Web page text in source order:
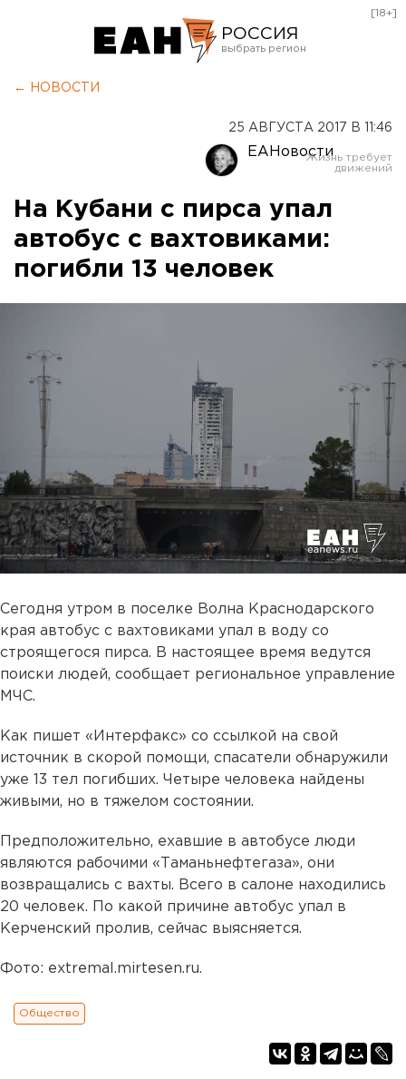
РОССИЯ
Оренбург
[18+]
← НОВОСТИ
25 АВГУСТА 2017 В 11:46
ЕАНовости
На Кубани с пирса упал
автобус с вахтовиками:
погибли 13 человек
Сегодня утром в поселке Волна Краснодарского
края автобус с вахтовиками упал в воду со
строящегося пирса. В настоящее время ведутся
поиски людей, сообщает региональное управление
МЧС.
Как пишет «Интерфакс» со ссылкой на свой
источник в скорой помощи, спасатели обнаружили
уже 13 тел погибших. Четыре человека найдены
живыми, но в тяжелом состоянии.
Предположительно, ехавшие в автобусе люди
являются рабочими «Таманьнефтегаза», они
возвращались с вахты. Всего в салоне находились
20 человек. По какой причине автобус упал в
Керченский пролив, сейчас выясняется.
Фото: extremal.mirtesen.ru.
Общество